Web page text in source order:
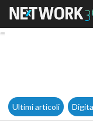
Ultimi articoli